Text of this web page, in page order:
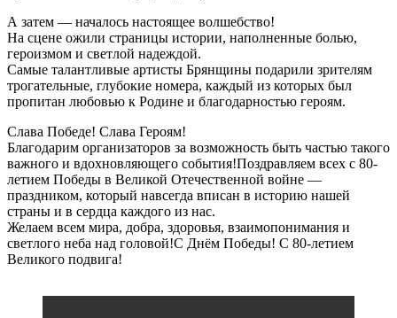
А затем — началось настоящее волшебство!
На сцене ожили страницы истории, наполненные болью,
героизмом и светлой надеждой.
Самые талантливые артисты Брянщины подарили зрителям
трогательные, глубокие номера, каждый из которых был
пропитан любовью к Родине и благодарностью героям.
Слава Победе! Слава Героям!
Благодарим организаторов за возможность быть частью такого
важного и вдохновляющего события!Поздравляем всех с 80-
летием Победы в Великой Отечественной войне —
праздником, который навсегда вписан в историю нашей
страны и в сердца каждого из нас.
Желаем всем мира, добра, здоровья, взаимопонимания и
светлого неба над головой!С Днём Победы! С 80-летием
Великого подвига!